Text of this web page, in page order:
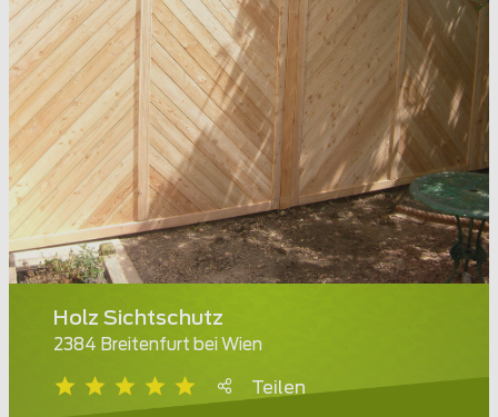
Holz Sichtschutz
2384 Breitenfurt bei Wien
Teilen